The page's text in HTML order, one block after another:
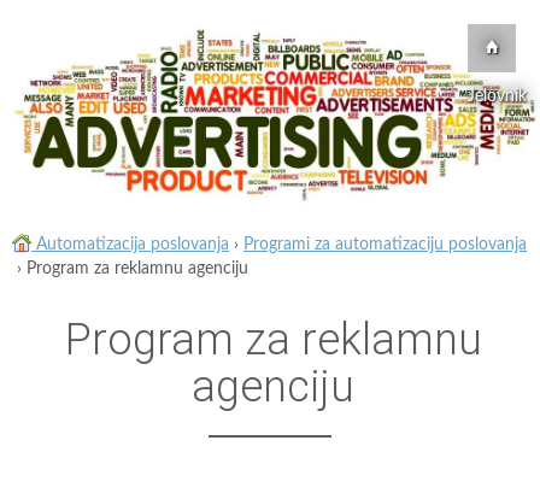
Jelovnik
Automatizacija poslovanja › Programi za automatizaciju poslovanja
› Program za reklamnu agenciju
Program za reklamnu
agenciju